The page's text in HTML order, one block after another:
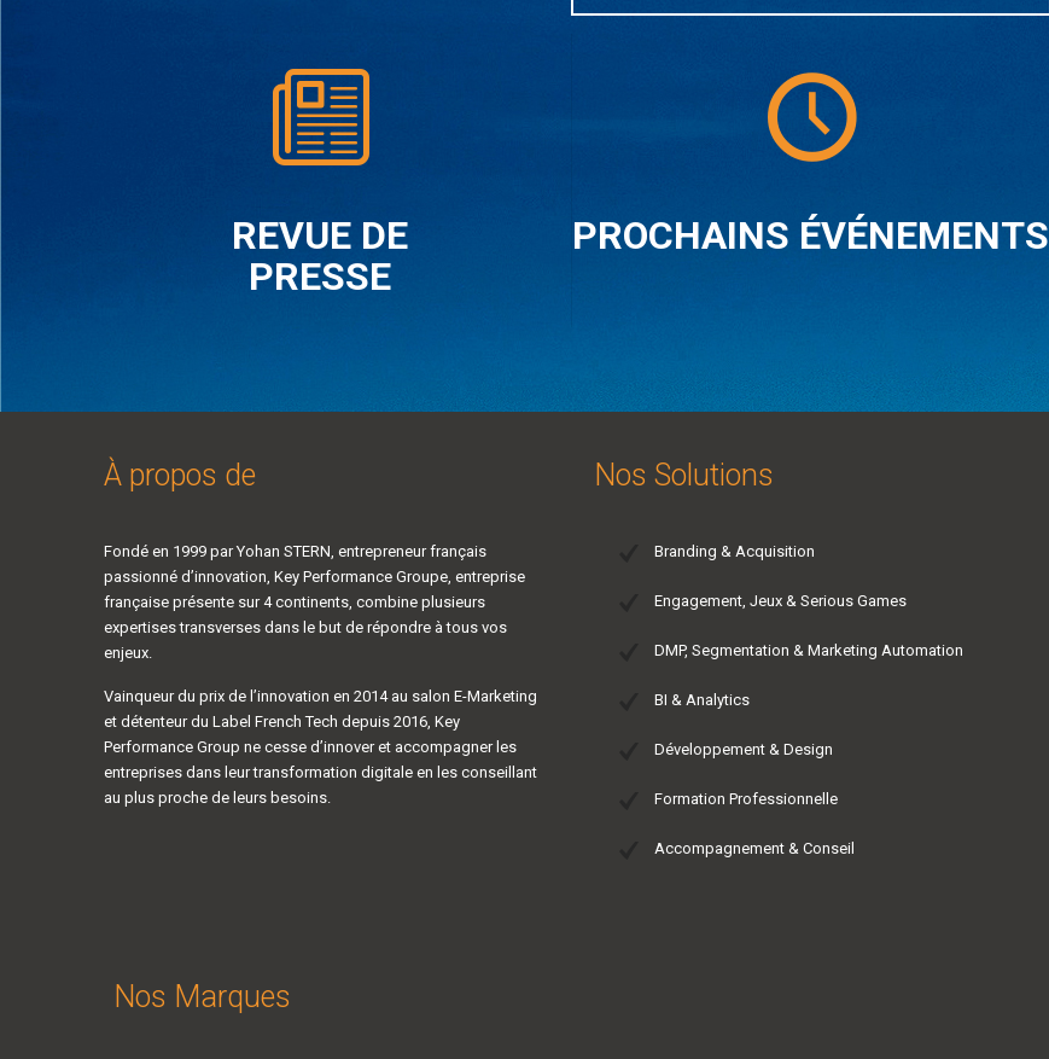
REVUE DE
PRESSE
PROCHAINS ÉVÉNEMENTS
À propos de
Fondé en 1999 par Yohan STERN, entrepreneur français
passionné d’innovation, Key Performance Groupe, entreprise
française présente sur 4 continents, combine plusieurs
expertises transverses dans le but de répondre à tous vos
enjeux.
Vainqueur du prix de l’innovation en 2014 au salon E-Marketing
et détenteur du Label French Tech depuis 2016, Key
Performance Group ne cesse d’innover et accompagner les
entreprises dans leur transformation digitale en les conseillant
au plus proche de leurs besoins.
Nos Solutions
Branding & Acquisition
Engagement, Jeux & Serious Games
DMP, Segmentation & Marketing Automation
BI & Analytics
Développement & Design
Formation Professionnelle
Accompagnement & Conseil
Nos Marques